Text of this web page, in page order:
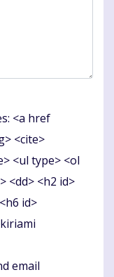
<a href
<cite>
<ul type> <ol
<dd> <h2 id>
id>
email